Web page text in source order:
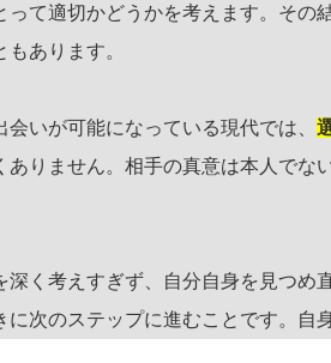
て適切かどうかを考えます。その
あります。
いが可能になっている現代では、
ありません。相手の真意は本人でな
深く考えすぎず、自分自身を見つめ
次のステップに進むことです。自